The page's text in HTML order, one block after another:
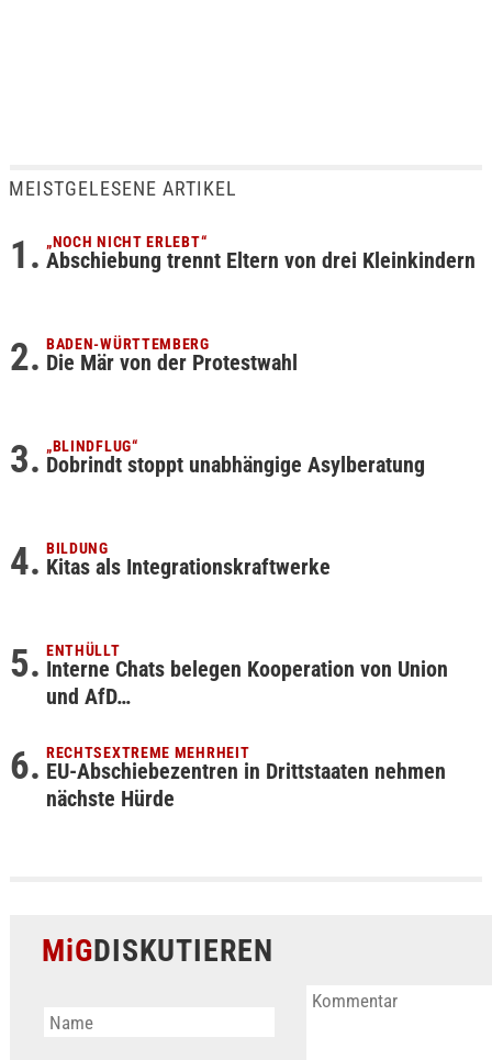
MEISTGELESENE ARTIKEL
„NOCH NICHT ERLEBT“
Abschiebung trennt Eltern von drei Kleinkindern
BADEN-WÜRTTEMBERG
Die Mär von der Protestwahl
„BLINDFLUG“
Dobrindt stoppt unabhängige Asylberatung
BILDUNG
Kitas als Integrationskraftwerke
ENTHÜLLT
Interne Chats belegen Kooperation von Union
und AfD…
RECHTSEXTREME MEHRHEIT
EU-Abschiebezentren in Drittstaaten nehmen
nächste Hürde
MiGDISKUTIEREN